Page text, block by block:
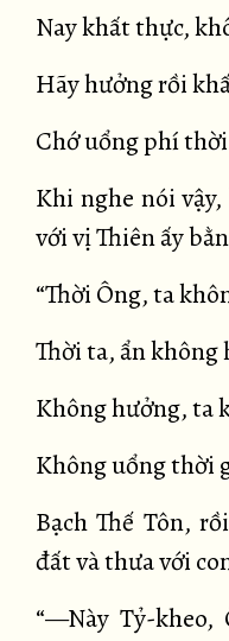
Nay khất thực,
Hãy hưởng rồi
Chớ uổng phí
Khi nghe nói
với vị Thiên ấy
“Thời Ông, ta
Thời ta, ẩn không
Không hưởng, ta
Không uổng thời
Bạch Thế Tôn,
đất và thưa với
“—Này Tỷ-